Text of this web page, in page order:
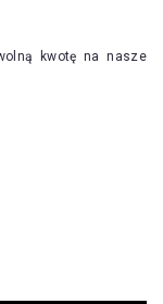
kwotę na nasze